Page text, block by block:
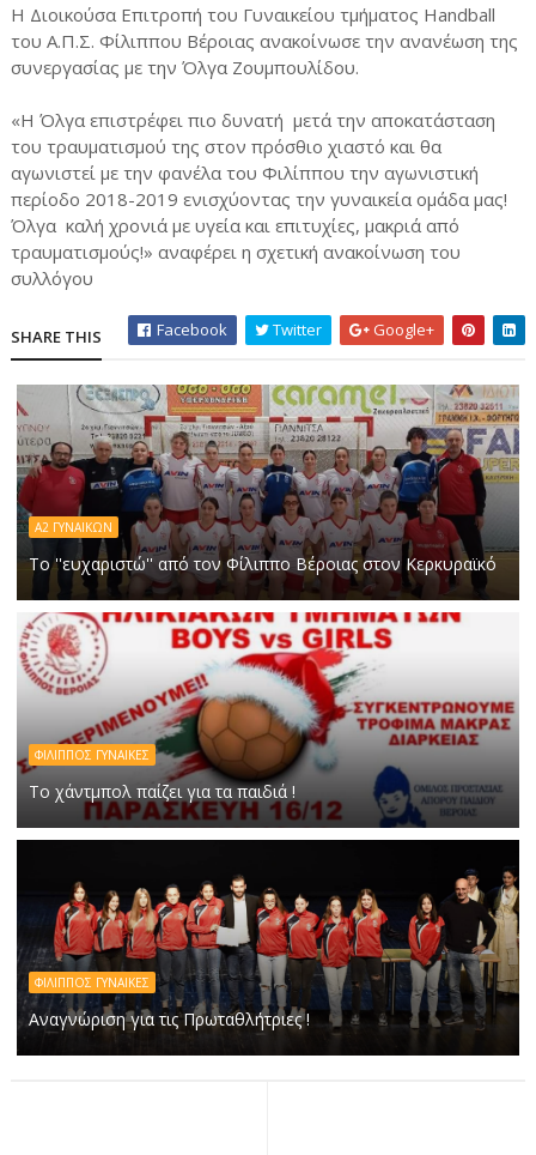
Η Διοικούσα Επιτροπή του Γυναικείου τμήματος Handball
του Α.Π.Σ. Φίλιππου Βέροιας ανακοίνωσε την ανανέωση της
συνεργασίας με την Όλγα Ζουμπουλίδου.
«Η Όλγα επιστρέφει πιο δυνατή μετά την αποκατάσταση
του τραυματισμού της στον πρόσθιο χιαστό και θα
αγωνιστεί με την φανέλα του Φιλίππου την αγωνιστική
περίοδο 2018-2019 ενισχύοντας την γυναικεία ομάδα μας!
Όλγα καλή χρονιά με υγεία και επιτυχίες, μακριά από
τραυματισμούς!» αναφέρει η σχετική ανακοίνωση του
συλλόγου
SHARE THIS Facebook Twitter Google+
Α2 ΓΥΝΑΙΚΩΝ
Το ''ευχαριστώ'' από τον Φίλιππο Βέροιας στον Κερκυραϊκό
ΦΙΛΙΠΠΟΣ ΓΥΝΑΙΚΕΣ
Το χάντμπολ παίζει για τα παιδιά !
ΦΙΛΙΠΠΟΣ ΓΥΝΑΙΚΕΣ
Αναγνώριση για τις Πρωταθλήτριες !